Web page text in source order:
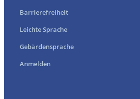
Barrierefreiheit
Leichte Sprache
Gebärdensprache
Anmelden